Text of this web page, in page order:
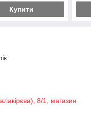
Купити
8/1, магазин